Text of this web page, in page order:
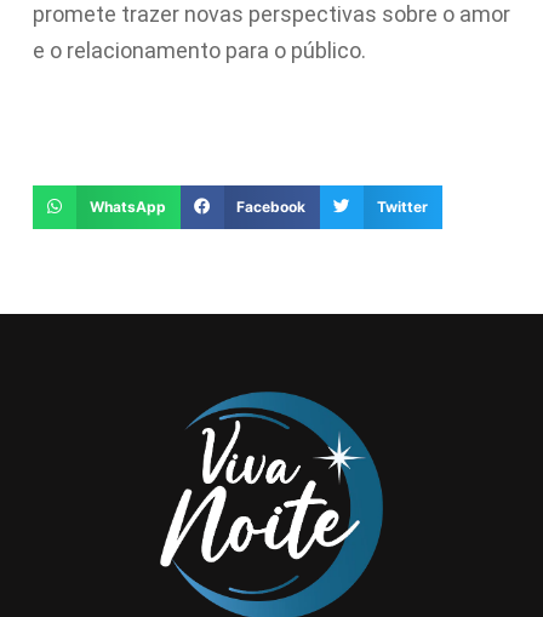
promete trazer novas perspectivas sobre o amor
e o relacionamento para o público.
WhatsApp Facebook Twitter